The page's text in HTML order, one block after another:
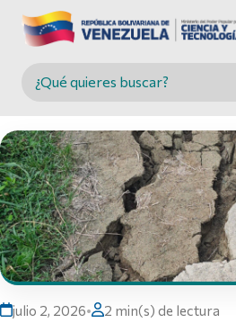
Buscar en MINCYT
julio 2, 2026• 2 min(s) de lectura